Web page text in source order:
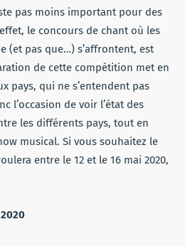
pas moins important pour des
le concours de chant où les
(et pas que…) s’affrontent, est
de cette compétition met en
pays, qui ne s’entendent pas
l’occasion de voir l’état des
les différents pays, tout en
musical. Si vous souhaitez le
entre le 12 et le 16 mai 2020,